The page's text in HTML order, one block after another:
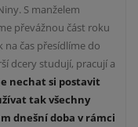
S manželem
převážnou část roku
na čas přesídlíme do
dcery studují, pracují a
nechat si postavit
tak všechny
dnešní dobav rámci